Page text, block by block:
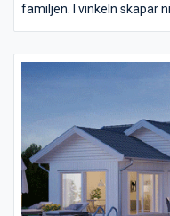
familjen. I vinkeln skapar
stora fönsterpartier ut
och skapar naturliga rum
bjuder in till vardagshäng
och rum för klädvård
sovrummet. Ytterligare
med utgång till